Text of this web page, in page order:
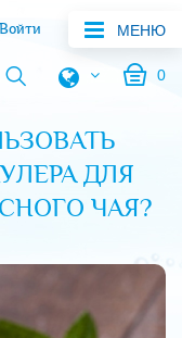
МЕНЮ
0
Войти
ДЛЯ
ЧАЯ?